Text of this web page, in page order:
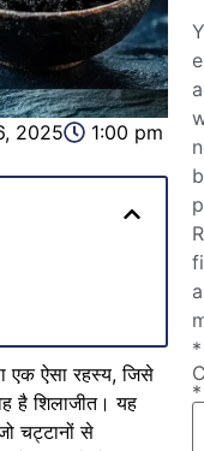
2025
1:00 pm
एक ऐसा रहस्य, जिसे
है शिलाजीत। यह
चट्टानों से
*
*